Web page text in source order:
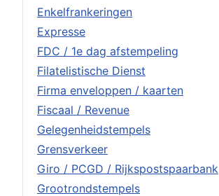
Enkelfrankeringen
Expresse
FDC / 1e dag afstempeling
Filatelistische Dienst
Firma enveloppen / kaarten
Fiscaal / Revenue
Gelegenheidstempels
Grensverkeer
Giro / PCGD / Rijkspostspaarbank
Grootrondstempels